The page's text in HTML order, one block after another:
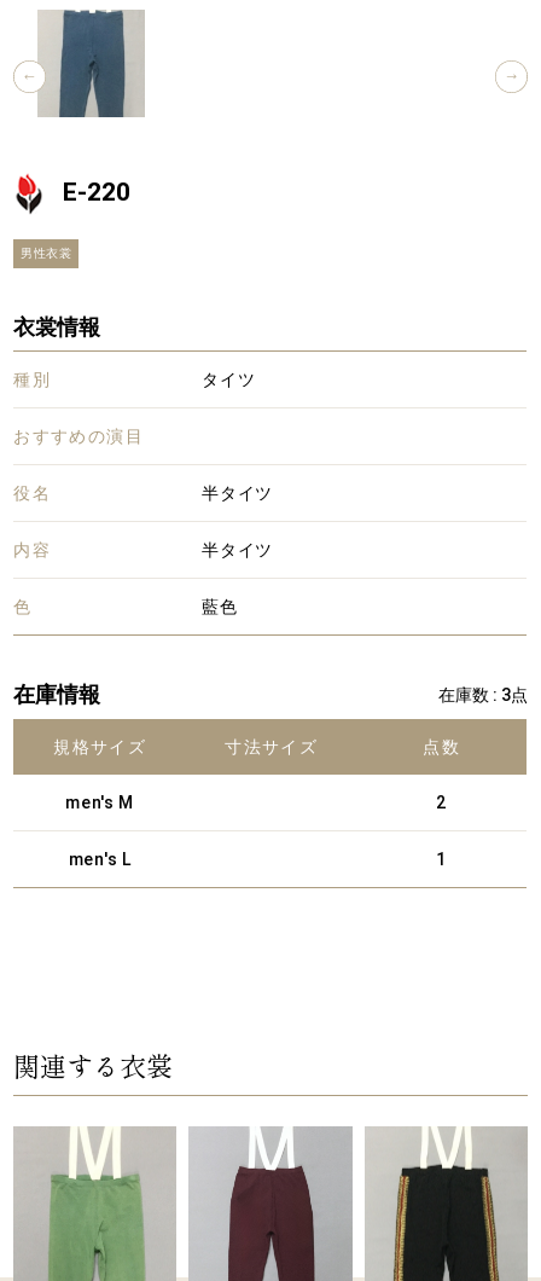
E-220
男性衣裳
衣裳情報
種別 タイツ
おすすめの演目
役名 半タイツ
内容 半タイツ
色 藍色
在庫情報 在庫数 : 3点
規格サイズ 寸法サイズ 点数
men's M 2
men's L 1
関連する衣裳